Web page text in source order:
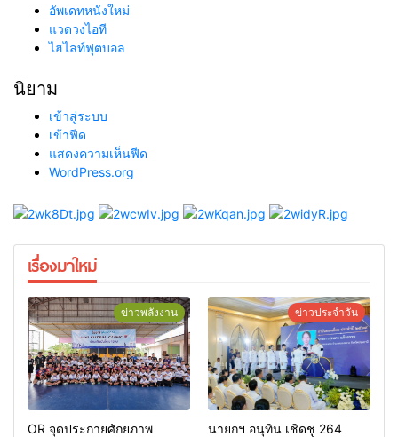
อัพเดทหนังใหม่
แวดวงไอที
ไฮไลท์ฟุตบอล
นิยาม
เข้าสู่ระบบ
เข้าฟีด
แสดงความเห็นฟีด
WordPress.org
เรื่องมาใหม่
ข่าวพลังงาน
OR จุดประกายศักยภาพ
ข่าวประจำวัน
นายกฯ อนุทิน เชิดชู 264